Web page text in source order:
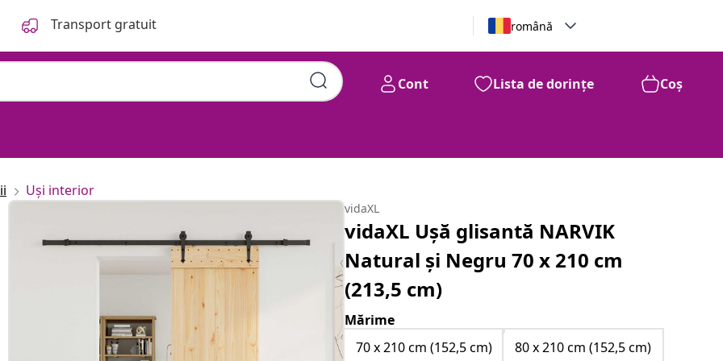
Transport gratuit română
Cont Lista de dorințe Coș
Uși interior
vidaXL
vidaXL Ușă glisantă NARVIK
Natural și Negru 70 x 210 cm
(213,5 cm)
Mărime
70 x 210 cm (152,5 cm)
80 x 210 cm (152,5 cm)